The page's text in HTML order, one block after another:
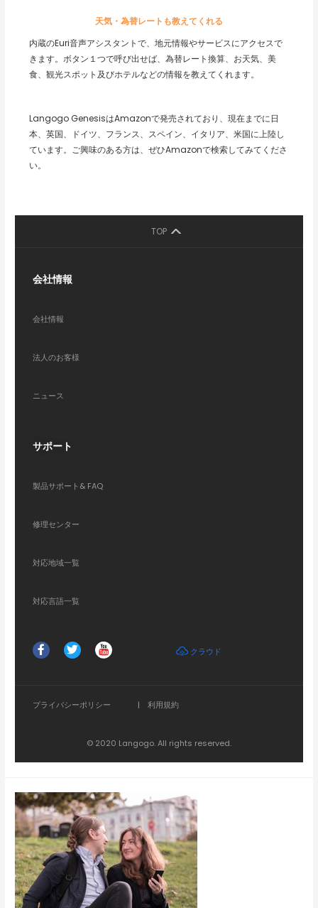
天気・為替レートも教えてくれる
内蔵のEuri音声アシスタントで、地元情報やサービスにアクセスで
きます。ボタン１つで呼び出せば、為替レート換算、お天気、美
食、観光スポット及びホテルなどの情報を教えてくれます。
Langogo GenesisはAmazonで発売されており、現在までに日
本、英国、ドイツ、フランス、スペイン、イタリア、米国に上陸し
ています。ご興味のある方は、ぜひAmazonで検索してみてくださ
い。
TOP
会社情報
会社情報
法人のお客様
ニュース
サポート
製品サポート& FAQ
修理センター
対応地域一覧
対応言語一覧
クラウド
プライバシーポリシー | 利用規約
© 2020 Langogo. All rights reserved.